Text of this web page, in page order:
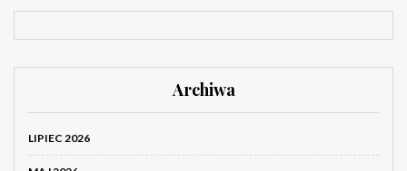
Archiwa
LIPIEC 2026